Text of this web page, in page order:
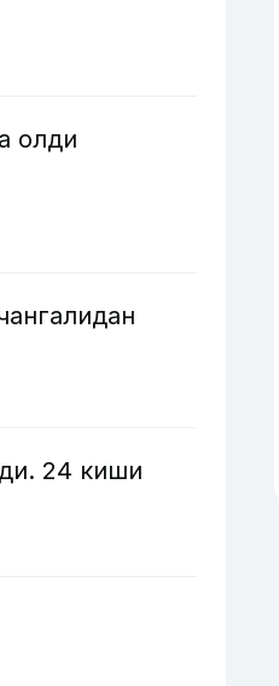
олди
24 киши